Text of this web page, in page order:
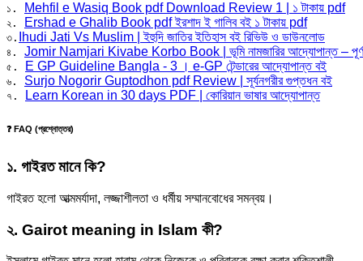
১. Mehfil e Wasiq Book pdf Download Review 1 | ১ টাকায় pdf
২. Ershad e Ghalib Book pdf ইরশাদ ই গালিব বই ১ টাকায় pdf
৩. Ihudi Jati Vs Muslim | ইহুদি জাতির ইতিহাস বই রিভিউ ও ডাউনলোড
৪. Jomir Namjari Kivabe Korbo Book | ভূমি নামজারির আদ্যোপান্ত –
৫. E GP Guideline Bangla - 3 । e-GP টেন্ডারের আদ্যোপান্ত বই
৬. Surjo Nogorir Guptodhon pdf Review | সূর্যনগরীর গুপ্তধন বই
৭. Learn Korean in 30 days PDF | কোরিয়ান ভাষার আদ্যোপান্ত
❓ FAQ (প্রশ্নোত্তর)
১. গাইরত মানে কি?
গাইরত হলো আত্মমর্যাদা, লজ্জাশীলতা ও ধর্মীয় সম্মানবোধের সমন্বয়।
২. Gairot meaning in Islam কী?